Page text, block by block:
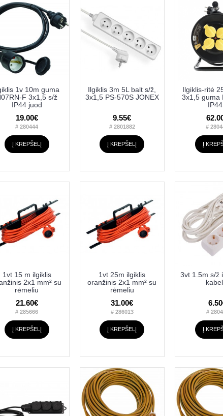
1v 10m guma
F 3x1,5 s/ž
IP44 juod
19.00€
# 280444
Į KREPŠELĮ
Ilgiklis 3m 5L balt s/ž,
3x1,5 PS-570S JONEX
9.55€
# 2801882
Į KREPŠELĮ
Ilgiklis-ritė
3x1,5 guma
#
Į
1vt 15 m ilgiklis
2x1 mm² su
rėmeliu
21.60€
# 285666
Į KREPŠELĮ
1vt 25m ilgiklis
oranžinis 2x1 mm² su
rėmeliu
31.00€
# 286013
Į KREPŠELĮ
3vt 1.5m s/ž
#
Į